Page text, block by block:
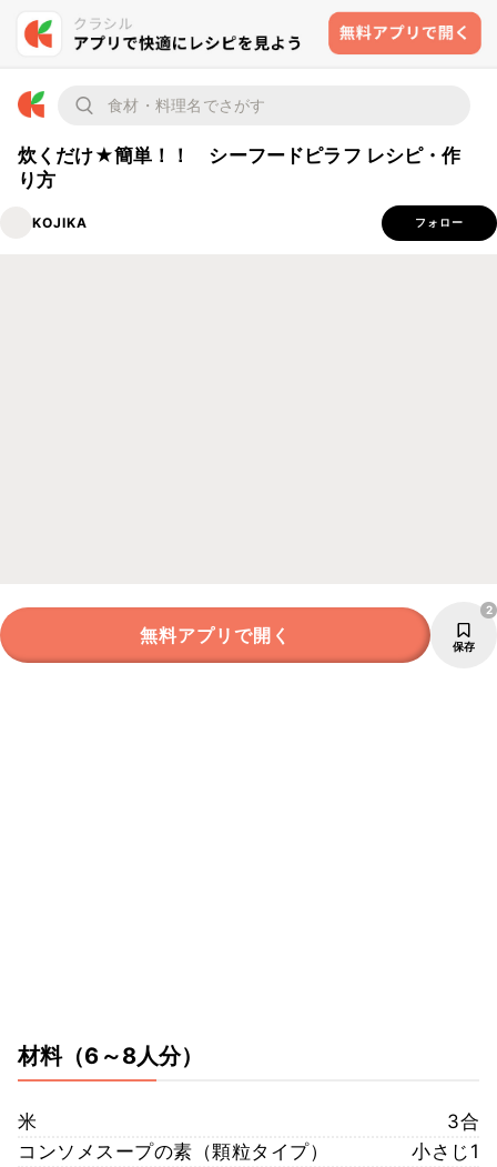
炊くだけ★簡単！！ シーフードピラフ レシピ・作
り方
KOJIKA フォロー
無料アプリで開く 保存
2
材料（6～8人分）
米
3合
コンソメスープの素（顆粒タイプ）
小さじ1